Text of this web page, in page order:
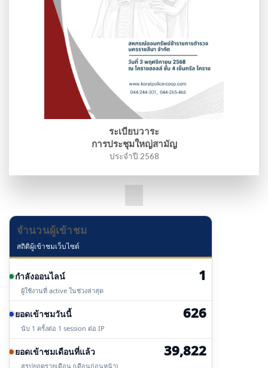
ระเบียบวาระ
การประชุมใหญ่สามัญ
ประจำปี 2568
จำนวนผู้เข้าชม
สถิติผู้เข้าชมเว็บไซต์
กำลังออนไลน์ 1
ผู้ใช้งานที่ active ในช่วงล่าสุด
ยอดเข้าชมวันนี้ 626
นับ 1 ครั้งต่อ 1 session ต่อ IP
ยอดเข้าชมเดือนที่แล้ว 39,822
สรุปยอดรายเดือน (เดือนก่อนหน้า)